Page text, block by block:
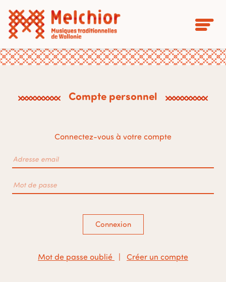
Compte personnel
Connectez-vous à votre compte
Connexion
Mot de passe oublié Créer un compte